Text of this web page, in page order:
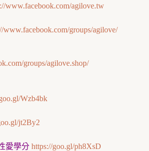
www.facebook.com/agilove.tw
www.facebook.com/groups/agilove/
groups/agilove.shop/
Wzb4bk
jt2By2
愛學分 https://goo.gl/ph8XsD